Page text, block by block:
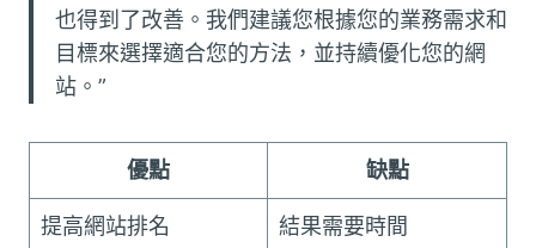
也得到了改善。我們建議您根據您的業務需求和
目標來選擇適合您的方法，並持續優化您的網
站。”
優點 缺點
提高網站排名 結果需要時間